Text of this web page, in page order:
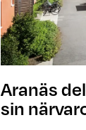
Aranäs
sin